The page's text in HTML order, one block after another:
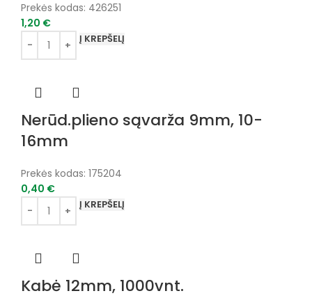
Prekės kodas: 426251
1,20 €
Į KREPŠELĮ
Nerūd.plieno sąvarža 9mm, 10-
16mm
Prekės kodas: 175204
0,40 €
Į KREPŠELĮ
Kabė 12mm, 1000vnt.